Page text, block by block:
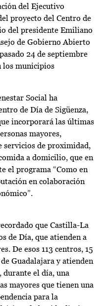
del Ejecutivo
proyecto del Centro de
del presidente Emiliano
de Gobierno Abierto
24 de septiembre
los municipios
Social ha
de Día de Sigüenza,
incorporará las últimas
mayores,
servicios de proximidad,
a domicilio, que en
el programa “Como en
en colaboración
que Castilla-La
de Día, que atienden a
De esos 113 centros, 15
Guadalajara y atienden
durante el día, una
mayores que tienen una
para la